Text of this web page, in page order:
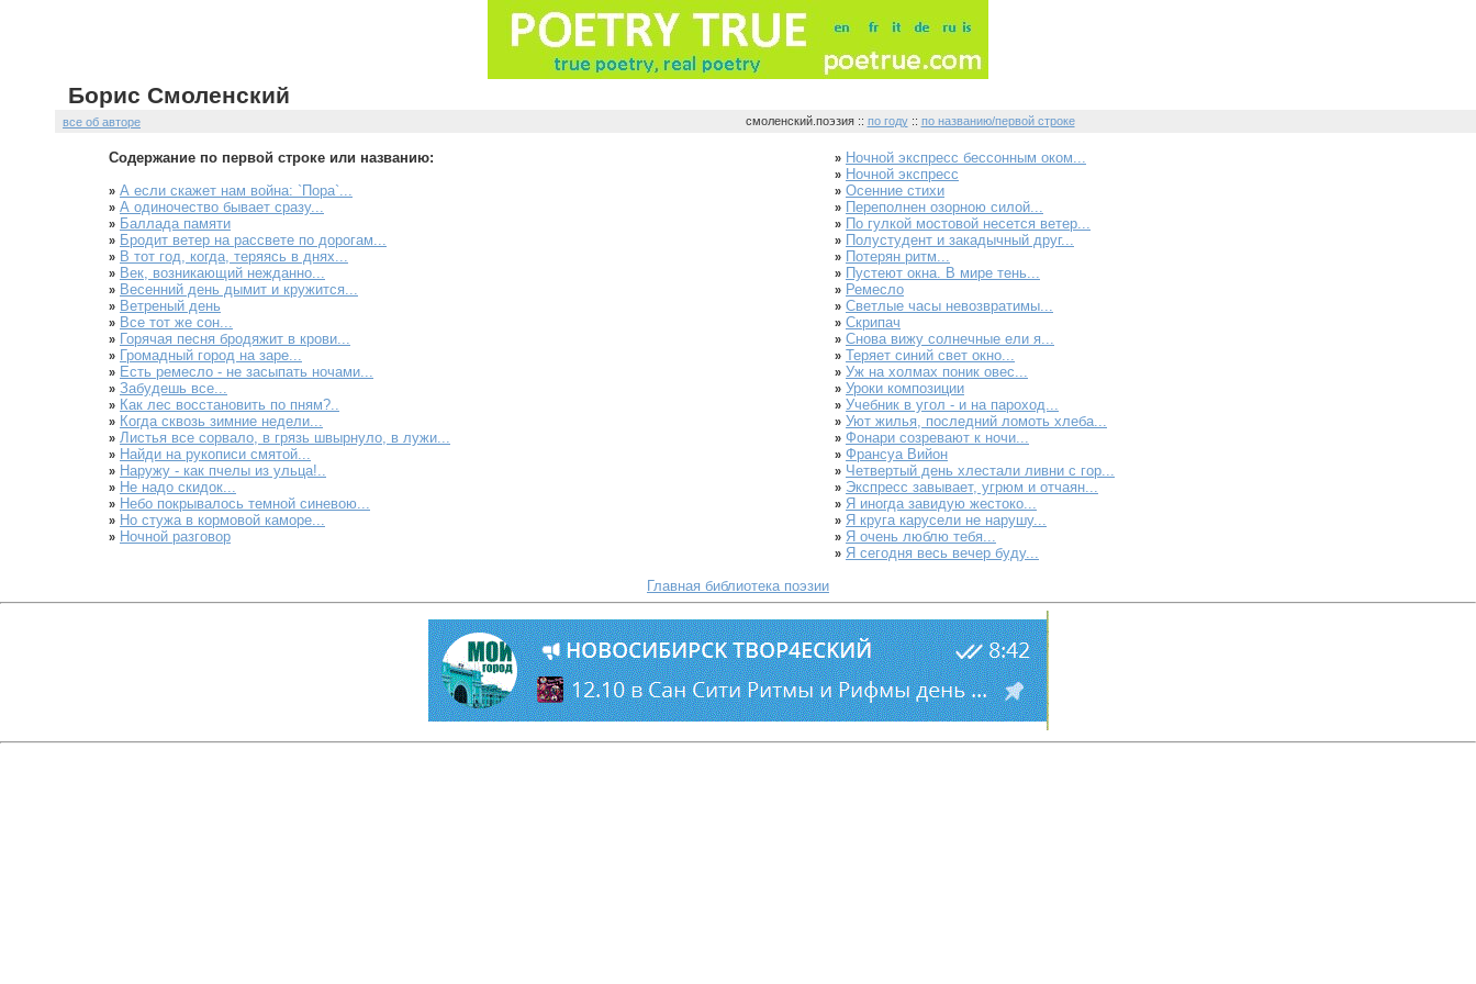
Борис Смоленский
все об авторе смоленский.поэзия :: по году:: по названию/первой строке
Содержание по первой строке или названию:
» А если скажет нам война: `Пора`...
» А одиночество бывает сразу...
» Баллада памяти
» Бродит ветер на рассвете по дорогам...
» В тот год, когда, теряясь в днях...
» Век, возникающий нежданно...
» Весенний день дымит и кружится...
» Ветреный день
» Все тот же сон...
» Горячая песня бродяжит в крови...
» Громадный город на заре...
» Есть ремесло - не засыпать ночами...
» Забудешь все...
» Как лес восстановить по пням?..
» Когда сквозь зимние недели...
» Листья все сорвало, в грязь швырнуло, в лужи...
» Найди на рукописи смятой...
» Наружу - как пчелы из ульца!..
» Не надо скидок...
» Небо покрывалось темной синевою...
» Но стужа в кормовой каморе...
» Ночной разговор
» Ночной экспресс бессонным оком...
» Ночной экспресс
» Осенние стихи
» Переполнен озорною силой...
» По гулкой мостовой несется ветер...
» Полустудент и закадычный друг...
» Потерян ритм...
» Пустеют окна. В мире тень...
» Ремесло
» Светлые часы невозвратимы...
» Скрипач
» Снова вижу солнечные ели я...
» Теряет синий свет окно...
» Уж на холмах поник овес...
» Уроки композиции
» Учебник в угол - и на пароход...
» Уют жилья, последний ломоть хлеба...
» Фонари созревают к ночи...
» Франсуа Вийон
» Четвертый день хлестали ливни с гор...
» Экспресс завывает, угрюм и отчаян...
» Я иногда завидую жестоко...
» Я круга карусели не нарушу...
» Я очень люблю тебя...
» Я сегодня весь вечер буду...
Главная библиотека поэзии